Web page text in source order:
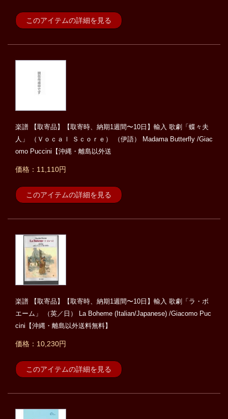
このアイテムの詳細を見る
楽譜 【取寄品】【取寄時、納期1週間〜10日】輸入 歌劇「蝶々夫
人」 （Ｖｏｃａｌ Ｓｃｏｒｅ） （伊語） Madama Butterfly /Giac
omo Puccini【沖縄・離島以外送
価格：11,110円
このアイテムの詳細を見る
楽譜 【取寄品】【取寄時、納期1週間〜10日】輸入 歌劇「ラ・ボ
エーム」 （英／日） La Boheme (Italian/Japanese) /Giacomo Puc
cini【沖縄・離島以外送料無料】
価格：10,230円
このアイテムの詳細を見る